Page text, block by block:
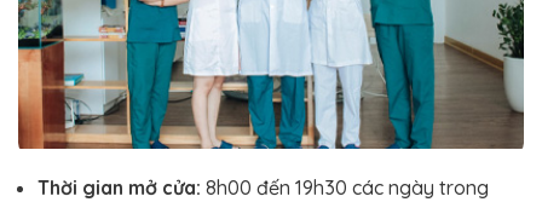
Thời gian mở cửa: 8h00 đến 19h30 các ngày trong